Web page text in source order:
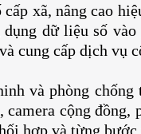
xã, nâng cao
dữ liệu số
cung cấp dịch vụ
và phòng
cộng đồng,
hợp và từng bước